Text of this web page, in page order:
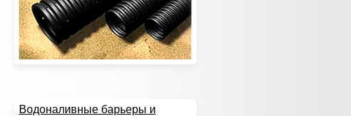
Водоналивные барьеры и